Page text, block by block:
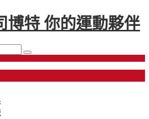
博特 你的運動夥伴